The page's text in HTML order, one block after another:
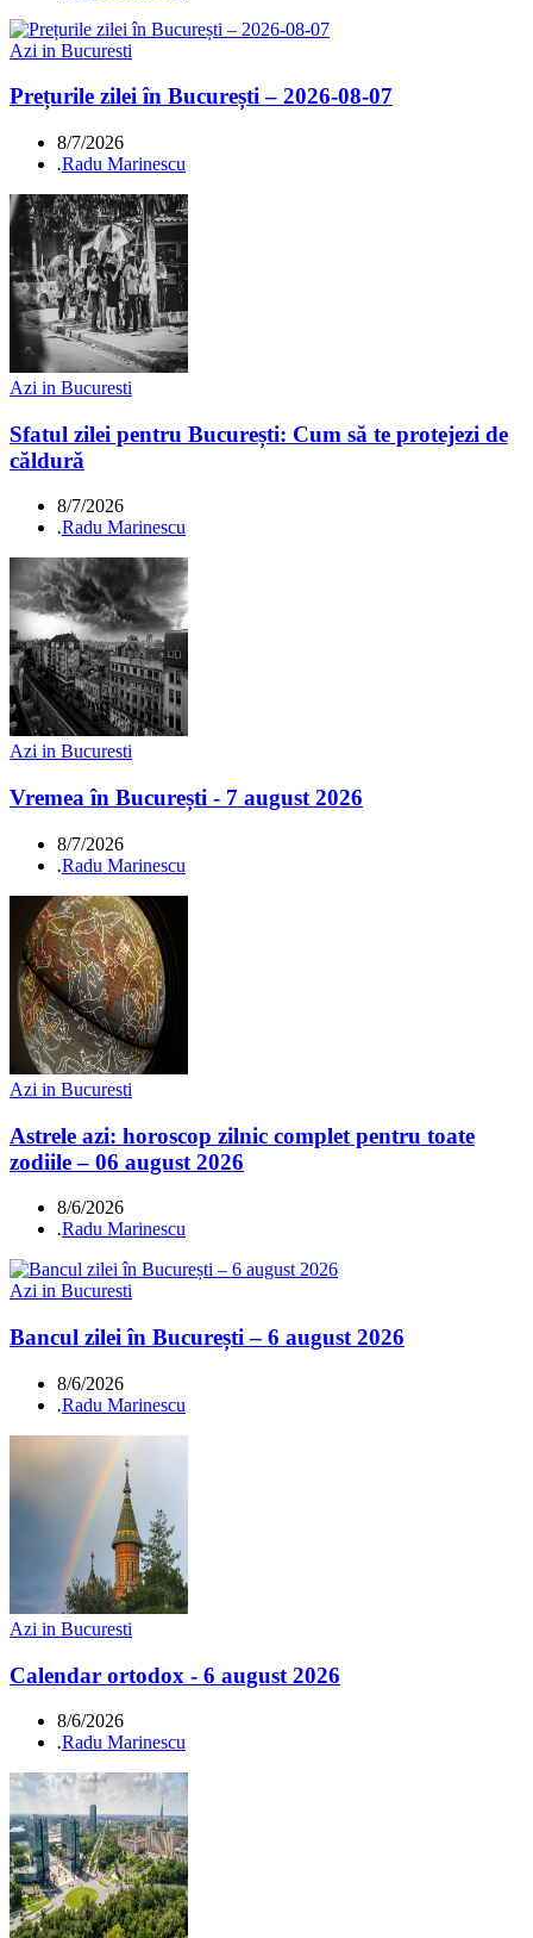
Azi in Bucuresti
Prețurile zilei în București – 2026-08-07
8/7/2026
.Radu Marinescu
Azi in Bucuresti
Sfatul zilei pentru București: Cum să te protejezi de
căldură
8/7/2026
.Radu Marinescu
Azi in Bucuresti
Vremea în București - 7 august 2026
8/7/2026
.Radu Marinescu
Azi in Bucuresti
Astrele azi: horoscop zilnic complet pentru toate
zodiile – 06 august 2026
8/6/2026
.Radu Marinescu
Azi in Bucuresti
Bancul zilei în București – 6 august 2026
8/6/2026
.Radu Marinescu
Azi in Bucuresti
Calendar ortodox - 6 august 2026
8/6/2026
.Radu Marinescu